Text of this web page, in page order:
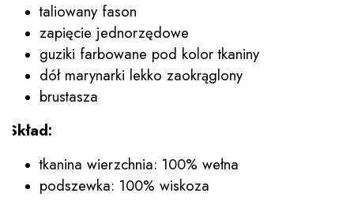
taliowany fason
zapięcie jednorzędowe
guziki farbowane pod kolor tkaniny
dół marynarki lekko zaokrąglony
brustasza
Skład:
tkanina wierzchnia: 100% wełna
podszewka: 100% wiskoza